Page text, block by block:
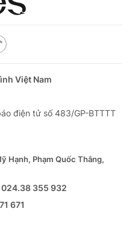
Việt Nam
điện tử số 483/GP-BTTTT
Hạnh, Phạm Quốc Thắng,
355 932
671